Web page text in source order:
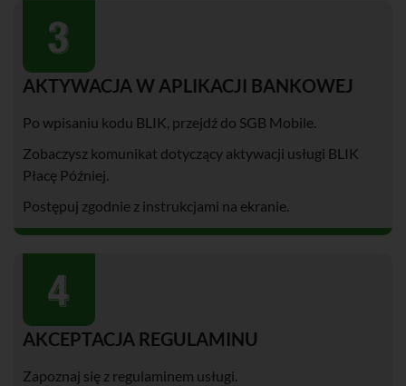
AKTYWACJA W APLIKACJI BANKOWEJ
Po wpisaniu kodu BLIK, przejdź do SGB Mobile.
Zobaczysz komunikat dotyczący aktywacji usługi BLIK
Płacę Później.
Postępuj zgodnie z instrukcjami na ekranie.
AKCEPTACJA REGULAMINU
Zapoznaj się z regulaminem usługi.